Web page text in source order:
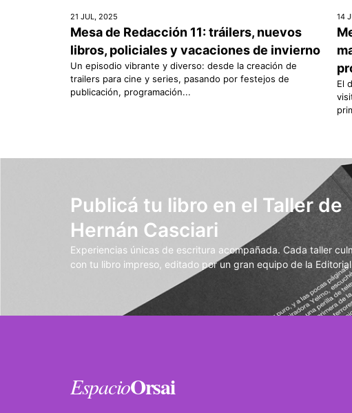
21 JUL, 2025
Mesa de Redacción 11: tráilers, nuevos
libros, policiales y vacaciones de invierno
Un episodio vibrante y diverso: desde la creación de
trailers para cine y series, pasando por festejos de
publicación, programación...
14
El
Publicá tu libro en el Taller de
Hernán Casciari
Experiencias únicas de escritura acompañada. Cada taller
con tu libro impreso, editado por un gran equipo de la
EspacioOrsai